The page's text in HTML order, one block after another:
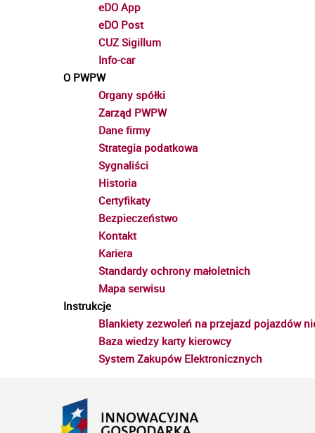
eDO App
eDO Post
CUZ Sigillum
Info-car
O PWPW
Organy spółki
Zarząd PWPW
Dane firmy
Strategia podatkowa
Sygnaliści
Historia
Certyfikaty
Bezpieczeństwo
Kontakt
Kariera
Standardy ochrony małoletnich
Mapa serwisu
Instrukcje
Blankiety zezwoleń na przejazd pojazdów
Baza wiedzy karty kierowcy
System Zakupów Elektronicznych